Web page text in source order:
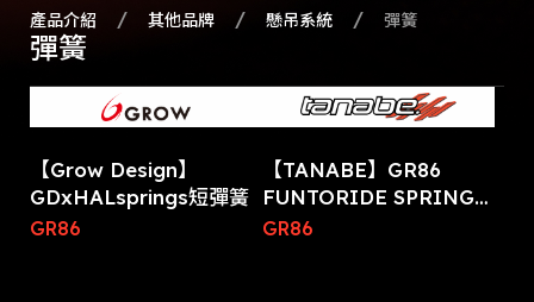
最新消息
登出
產品介紹 其他品牌 懸吊系統 彈簧
彈簧
【Grow Design】
GDxHALsprings短彈簧
GR86
【TANABE】GR86
FUNTORIDE SPRING
短彈簧
GR86